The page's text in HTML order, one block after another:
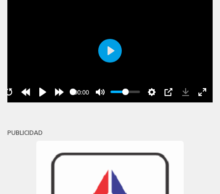
00:00
Play
PUBLICIDAD